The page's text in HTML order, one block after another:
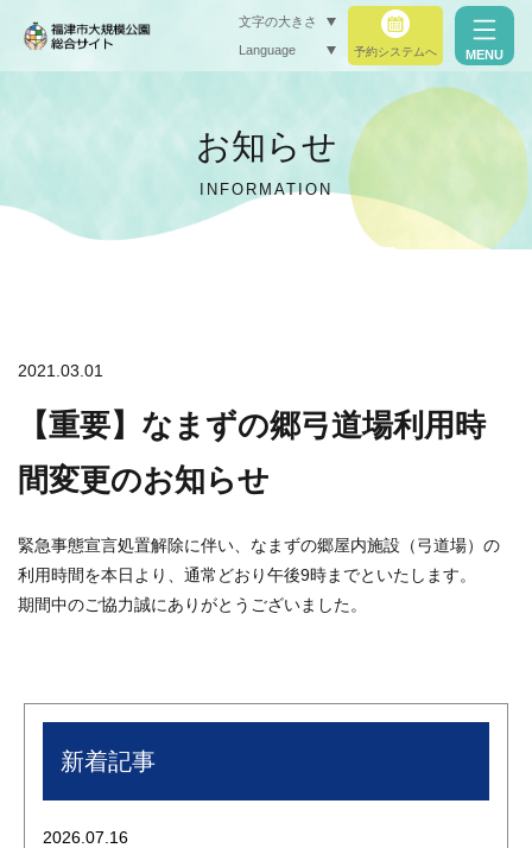
文字の大きさ
Language 予約システムへ MENU
お知らせ
INFORMATION
2021.03.01
【重要】なまずの郷弓道場利用時
間変更のお知らせ
緊急事態宣言処置解除に伴い、なまずの郷屋内施設（弓道場）の
利用時間を本日より、通常どおり午後9時までといたします。
期間中のご協力誠にありがとうございました。
新着記事
2026.07.16